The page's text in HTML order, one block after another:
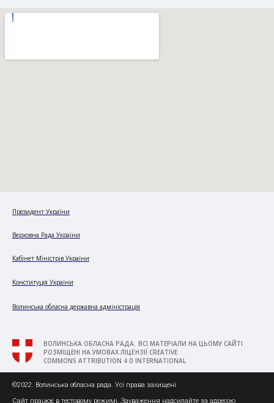
Президент України
Верховна Рада України
Кабінет Міністрів України
Конституція України
Волинська обласна державна адміністрація
ВОЛИНСЬКА ОБЛАСНА РАДА. ВСІ МАТЕРІАЛИ НА ЦЬОМУ САЙТІ
РОЗМІЩЕНІ НА УМОВАХ ЛІЦЕНЗІЇ CREATIVE
COMMONS ATTRIBUTION 4.0 INTERNATIONAL
©2022. Волинська обласна рада. Усі права захищені
Сайт працює в тестовому режимі. Зауваження надсилайте за адресою